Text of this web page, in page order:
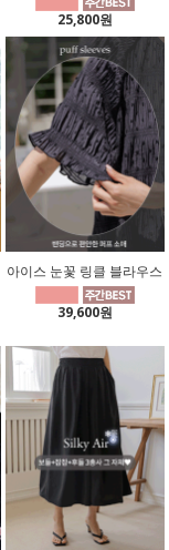
25,800원
아이스 눈꽃 링클 블라우스
39,600원